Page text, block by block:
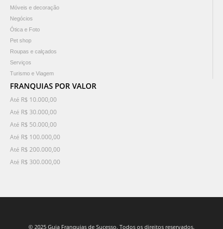
Móveis e decoração
Negócios
Ótica e Foto
Pet shop
Roupas e calçados
Serviços
Turismo e Viagem
FRANQUIAS POR VALOR
Até R$ 10.000,00
Até R$ 30.000,00
Até R$ 50.000,00
Até R$ 100.000,00
Até R$ 200.000,00
Até R$ 300.000,00
© 2025 Guia Franquias de Sucesso. Todos os direitos reservados.